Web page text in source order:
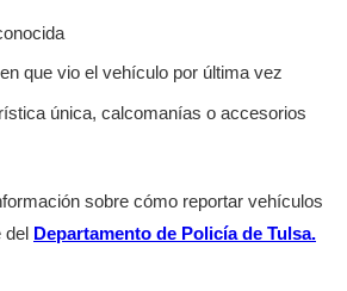
que vio el vehículo por última vez
única, calcomanías o accesorios
sobre cómo reportar vehículos
del Departamento de Policía de Tulsa.